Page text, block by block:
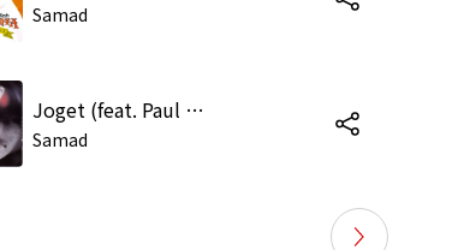
Samad
Joget (feat. Paul Gilbert) [Instrumental]
Samad